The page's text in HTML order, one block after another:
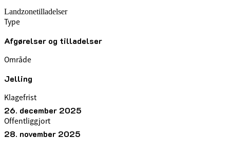
Landzonetilladelser
Type
Afgørelser og tilladelser
Område
Jelling
Klagefrist
26. december 2025
Offentliggjort
28. november 2025